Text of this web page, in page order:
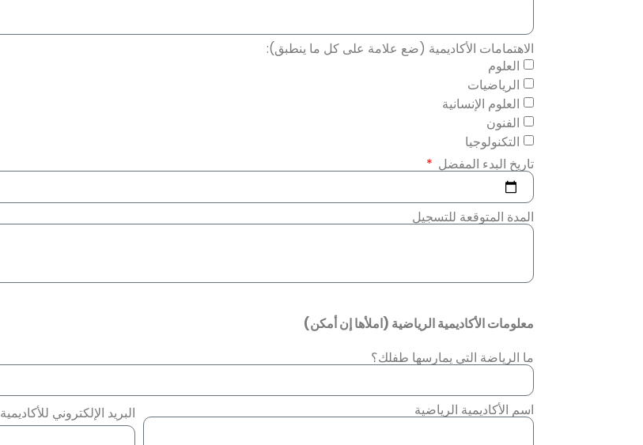
الاهتمامات الأكاديمية (ضع علامة على كل ما ينطبق):
العلوم
الرياضيات
العلوم الإنسانية
الفنون
التكنولوجيا
تاريخ البدء المفضل
المدة المتوقعة للتسجيل
معلومات الأكاديمية الرياضية (املأها إن أمكن)
ما الرياضة التي يمارسها طفلك؟
اسم الأكاديمية الرياضية البريد الإلكتروني للأكاديمية